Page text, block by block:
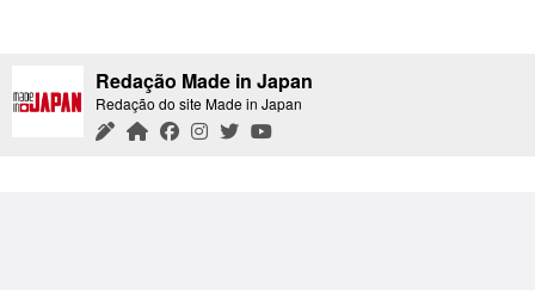
Redação Made in Japan
Redação do site Made in Japan